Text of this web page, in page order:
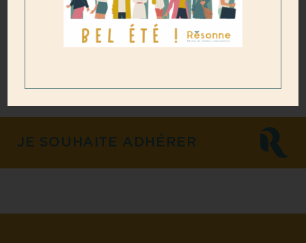
Code secret : 966686
JE SOUHAITE ADHÉRER